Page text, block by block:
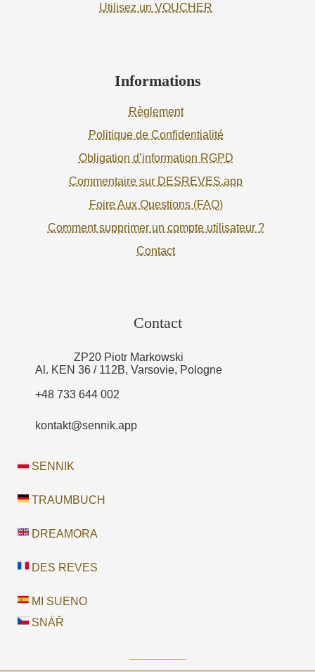
Utilisez un VOUCHER
Informations
Règlement
Politique de Confidentialité
Obligation d’information RGPD
Commentaire sur DESREVES.app
Foire Aux Questions (FAQ)
Comment supprimer un compte utilisateur ?
Contact
Contact
ZP20 Piotr Markowski
Al. KEN 36 / 112B, Varsovie, Pologne
+48 733 644 002
kontakt@sennik.app
SENNIK
TRAUMBUCH
DREAMORA
DES REVES
MI SUENO
SNÁŘ